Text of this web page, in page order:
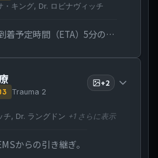
・キング, Dr. ロビナヴィッチ
EMSから無線で到着予定時間（ETA）5分のコードSTEMIの連絡が入る。
Trauma 2
チ, Dr. ラングドン +1 さらに表示
からの引き継ぎ。
+2